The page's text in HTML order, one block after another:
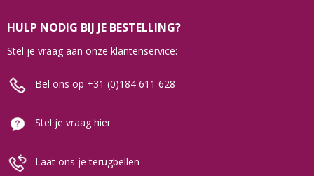
HULP NODIG BIJ JE BESTELLING?
Stel je vraag aan onze klantenservice:
Bel ons op +31 (0)184 611 628
Stel je vraag hier
Laat ons je terugbellen